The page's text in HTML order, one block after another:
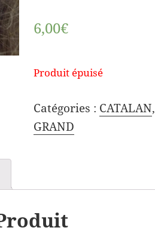
6,00€
Produit épuisé
Catégories : CATALAN,
GRAND